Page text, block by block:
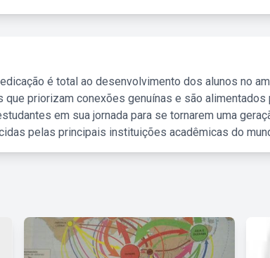
é total ao desenvolvimento dos alunos no
priorizam conexões genuínas e são alimentados
em sua jornada para se tornarem uma
pelas principais instituições acadêmicas do